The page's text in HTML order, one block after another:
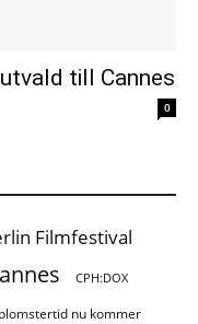
till Cannes
0
Filmfestival
CPH:DOX
nu kommer